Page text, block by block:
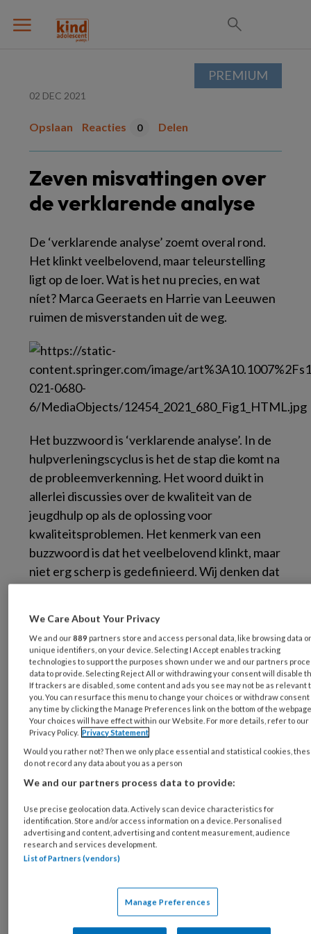
02 DEC 2021
Opslaan Reacties 0 Delen
Zeven misvattingen over
de verklarende analyse
De ‘verklarende analyse’ zoemt overal rond.
Het klinkt veelbelovend, maar teleurstelling
ligt op de loer. Wat is het nu precies, en wat
níet? Marca Geeraets en Harrie van Leeuwen
ruimen de misverstanden uit de weg.
Het buzzwoord is ‘verklarende analyse’. In de
hulpverleningscyclus is het de stap die komt na
de probleemverkenning. Het woord duikt in
allerlei discussies over de kwaliteit van de
jeugdhulp op als de oplossing voor
kwaliteitsproblemen. Het kenmerk van een
buzzwoord is dat het veelbelovend klinkt, maar
niet erg scherp is gedefinieerd. Wij denken dat
zorgen. En de jeugdhulp kent al genoeg
hoofdpijndossiers. Daarom vinden we het
belangrijk dat we als professionals in de
jeugdhulp duidelijke afspraken maken over wat
je wel en wat niet van een verklarende analyse
mag verwachten.
In een verklarende analyse worden de
speelden in het ontstaan van de problematiek
en die nu actief zijn bij het in stand houden,
verergeren of afzwakken van de problematiek.
Behalve de aard van de krachten wordt ook
beredeneerd door middel van welke
mechanismen en interacties deze krachten
hun werk doen. Kortom, een verklarende
analyse moet leiden tot de best mogelijke
PREMIUM
We Care About Your Privacy
We and our889 partners store and access personal data, like browsing data
unique identifiers, on your device. Selecting I Accept enables tracking
technologies to support the purposes shown under we and our partners
data to provide. Selecting Reject All or withdrawing your consent will disable
If trackers are disabled, some content and ads you see may not be as relevant
you. You can resurface this menu to change your choices or withdraw consent
any time by clicking the Manage Preferences link on the bottom of the
Your choices will have effect within our Website. For more details, refer to our
Privacy Policy. Privacy Statement
Would you rather not? Then we only place essential and statistical cookies,
do not record any data about you as a person
We and our partners process data to provide:
Use precise geolocation data. Actively scan device characteristics for
identification. Store and/or access information on a device. Personalised
advertising and content, advertising and content measurement, audience
research and services development.
List of Partners (vendors)
Manage Preferences